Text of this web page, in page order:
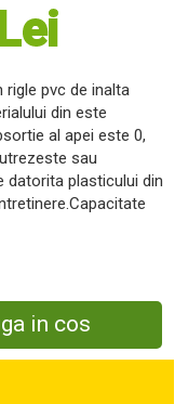
rigle pvc de inalta
din este
al apei este 0,
sau
datorita plasticului din
in cos